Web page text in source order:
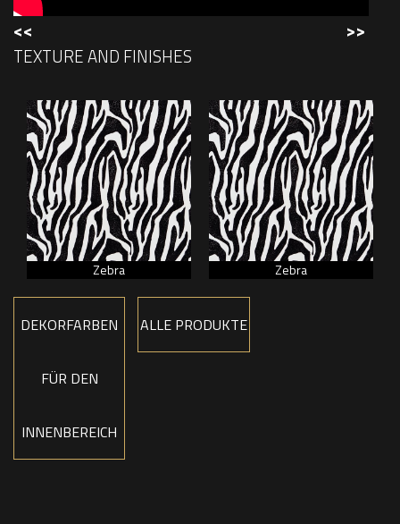
<< >>
TEXTURE AND FINISHES
Zebra Zebra
DEKORFARBEN
FÜR DEN
INNENBEREICH
ALLE PRODUKTE